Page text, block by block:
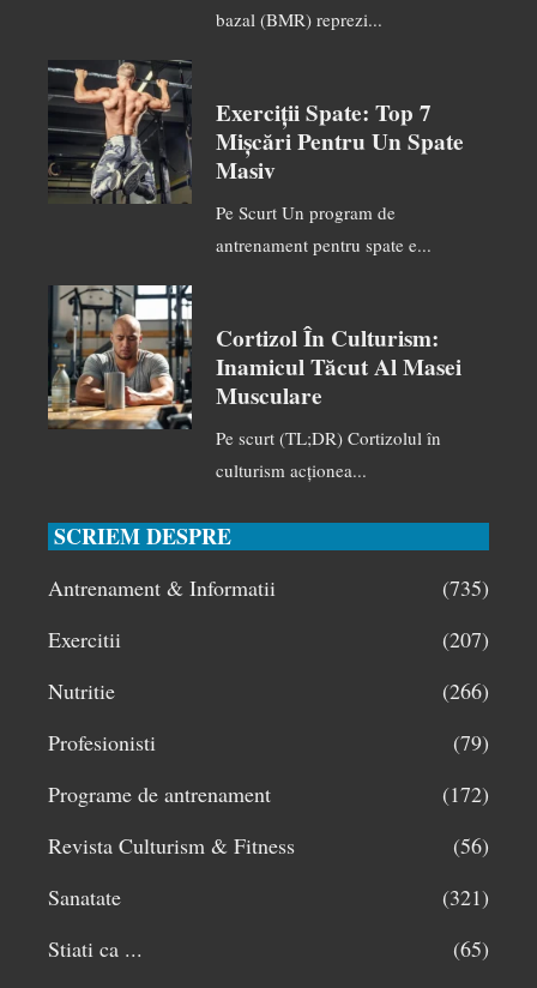
bazal (BMR) reprezi...
Exerciții Spate: Top 7
Mișcări Pentru Un Spate
Masiv
Pe Scurt Un program de
antrenament pentru spate e...
Cortizol În Culturism:
Inamicul Tăcut Al Masei
Musculare
Pe scurt (TL;DR) Cortizolul în
culturism acționea...
SCRIEM DESPRE
Antrenament & Informatii
(735)
Exercitii
(207)
Nutritie
(266)
Profesionisti
(79)
Programe de antrenament
(172)
Revista Culturism & Fitness
(56)
Sanatate
(321)
Stiati ca ...
(65)